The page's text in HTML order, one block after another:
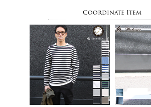
Coordinate Item